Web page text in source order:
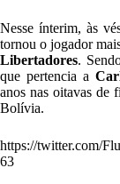
Nesse ínterim, às
tornou o jogador
Libertadores.
que pertencia a
anos nas oitavas de
Bolívia.
https://twitter.com/
63